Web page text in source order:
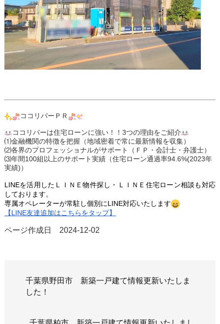
ココリバーＰＲ
ココリバーは住宅ローンに強い！！3つの理由をご紹介
⑴金融機関の特徴を把握（地域密着で常に最新情報を収集）
⑵各界のプロフェッショナルがサポート（ＦＰ・会計士・弁護士）
⑶年間100組以上のサポート実績（住宅ローン通過率94.6%(2023年
実績)）
LINEを活用したＬＩＮＥ物件探し・ＬＩＮＥ 住宅ローン相談も対応
しております。
専属オペレーターが常駐し個別にLINE対応いたします
【LINE友達追加はこちらをタップ】
ページ作成日 2024-12-02
千葉県野田市 新築一戸建て情報更新いたしま
した！